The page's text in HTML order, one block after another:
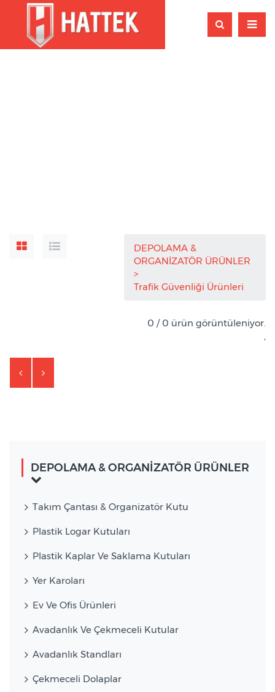
DEPOLAMA &
ORGANİZATÖR ÜRÜNLER
Trafik Güvenliği Ürünleri
0 / 0 ürün görüntüleniyor.
,
DEPOLAMA & ORGANİZATÖR ÜRÜNLER
Takım Çantası & Organizatör Kutu
Plastik Logar Kutuları
Plastik Kaplar Ve Saklama Kutuları
Yer Karoları
Ev Ve Ofis Ürünleri
Avadanlık Ve Çekmeceli Kutular
Avadanlık Standları
Çekmeceli Dolaplar